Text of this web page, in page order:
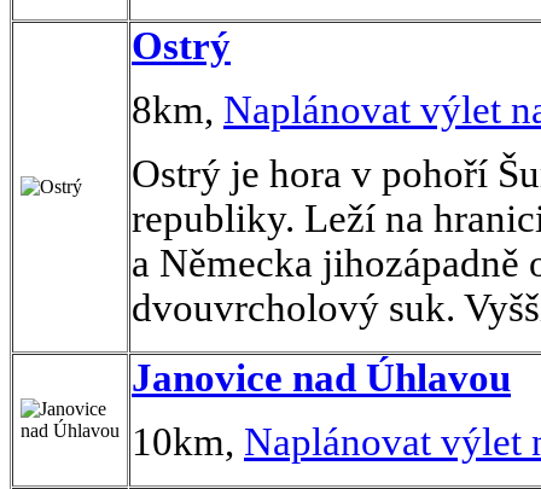
Ostrý
8km, Naplánovat výlet
Ostrý je hora v pohoří
republiky. Leží na
a Německa jihozápadně
dvouvrcholový suk.
Janovice nad Úhlavou
10km, Naplánovat výlet